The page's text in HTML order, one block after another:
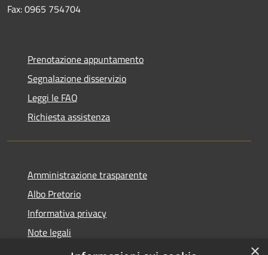
Fax: 0965 754704
Prenotazione appuntamento
Segnalazione disservizio
Leggi le FAQ
Richiesta assistenza
Amministrazione trasparente
Albo Pretorio
Informativa privacy
Note legali
Dichiarazione di accessibilità
×